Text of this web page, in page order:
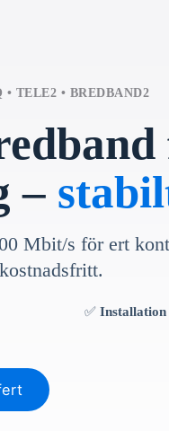
TELE2 • BREDBAND2
–
Mbit/s för ert
✅